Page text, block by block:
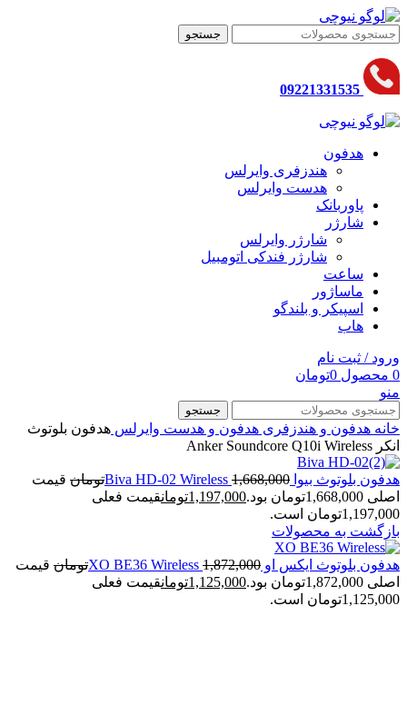
جستجو
09221331535
هدفون
هندزفری وایرلس
هدست وایرلس
پاوربانک
شارژر
شارژر وایرلس
شارژر فندکی اتومبیل
ساعت
ماساژور
اسپیکر و بلندگو
هاب
ورود / ثبت نام
0 محصول 0تومان
منو
جستجو
خانه هدفون و هندزفری هدفون و هدست وایرلس هدفون بلوتوث
انکر Anker Soundcore Q10i Wireless
هدفون بلوتوث بیوا Biva HD-02 Wireless 1,668,000 تومان قیمت
اصلی 1,668,000تومان بود.
1,197,000تومانقیمت فعلی
1,197,000تومان است.
بازگشت به محصولات
هدفون بلوتوث ایکس او XO BE36 Wireless 1,872,000 تومان قیمت
اصلی 1,872,000تومان بود.
1,125,000تومانقیمت فعلی
1,125,000تومان است.